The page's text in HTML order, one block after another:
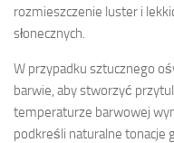
rozmieszczenie luster i
słonecznych.
W przypadku sztucznego
barwie, aby stworzyć
temperaturze barwowej
podkreśli naturalne tonacje